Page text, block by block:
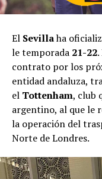
El Sevillaha
le temporada 21-22.
contrato por los
entidad andaluza,
el Tottenham, club
argentino, al que le
la operación del
Norte de Londres.